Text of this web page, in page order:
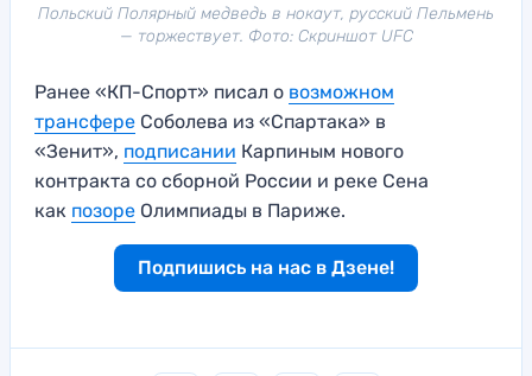
Польский Полярный медведь в нокаут, русский Пельмень
— торжествует. Фото: Скриншот UFC
Ранее «КП-Спорт» писал о возможном
трансфере Соболева из «Спартака» в
«Зенит», подписании Карпиным нового
контракта со сборной России и реке Сена
как позоре Олимпиады в Париже.
Подпишись на нас в Дзене!